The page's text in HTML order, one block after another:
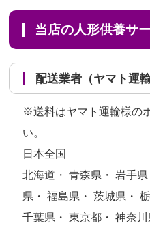
当店の人形供養
配送業者（ヤマト
※送料はヤマト運輸様の
い。
日本全国
北海道・ 青森県・ 岩手
県・ 福島県・ 茨城県・
千葉県・ 東京都・ 神奈